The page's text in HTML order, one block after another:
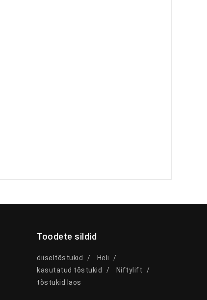
Toodete sildid
diiseltõstukid
Heli
kasutatud tõstukid
Niftylift
tõstukid laos